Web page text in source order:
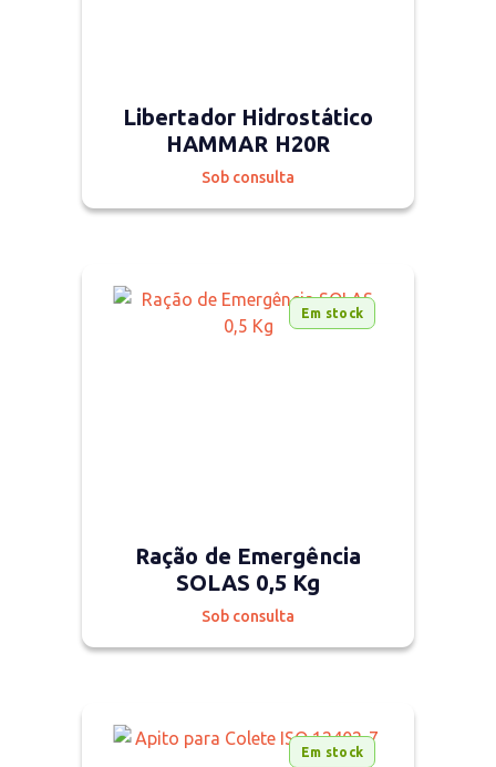
Libertador Hidrostático
HAMMAR H20R
Sob consulta
Em stock
Ração de Emergência
SOLAS 0,5 Kg
Sob consulta
Em stock